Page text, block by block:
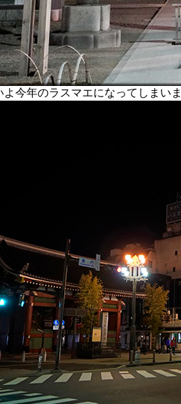
今年のラスマエになってしまい